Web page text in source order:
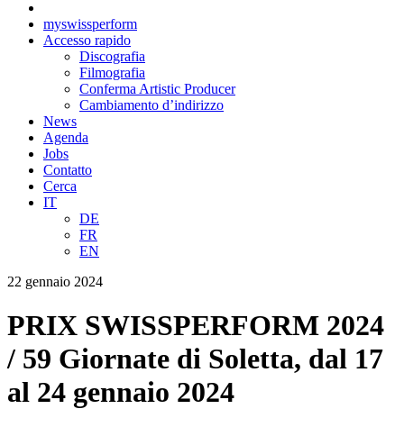
myswissperform
Accesso rapido
Discografia
Filmografia
Conferma Artistic Producer
Cambiamento d’indirizzo
News
Agenda
Jobs
Contatto
Cerca
IT
DE
FR
EN
22 gennaio 2024
PRIX SWISSPERFORM 2024
/ 59 Giornate di Soletta, dal 17
al 24 gennaio 2024